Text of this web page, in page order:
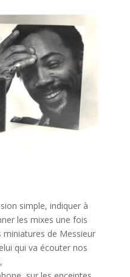
simple, indiquer à
les mixes une fois
miniatures de Messieur
qui va écouter nos